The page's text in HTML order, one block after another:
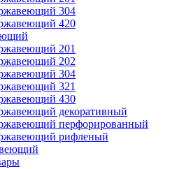
304
420
201
202
304
321
430
декоративный
перфорированный
рифленый